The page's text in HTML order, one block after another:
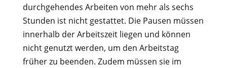
durchgehendes Arbeiten von mehr als sechs
Stunden ist nicht gestattet. Die Pausen müssen
innerhalb der Arbeitszeit liegen und können
nicht genutzt werden, um den Arbeitstag
früher zu beenden. Zudem müssen sie im